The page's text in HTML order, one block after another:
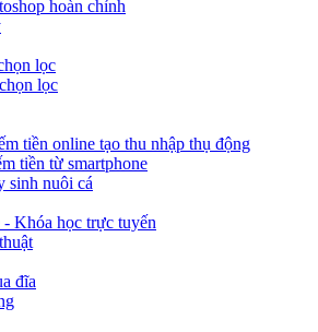
hoàn chỉnh
lọc
lọc
tiền online tạo thu nhập thụ động
tiền từ smartphone
sinh nuôi cá
Khóa học trực tuyến
đĩa